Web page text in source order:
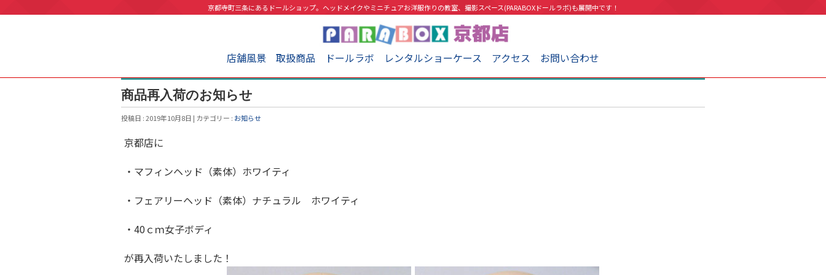
京都寺町三条にあるドールショップ。ヘッドメイクやミニチュアお洋服作りの教室、撮影スペース(PARABOXドールラボ)も展開中です！
店舗風景 取扱商品 ドールラボ レンタルショーケース アクセス お問い合わせ
商品再入荷のお知らせ
投稿日 : 2019年10月8日 | カテゴリー : お知らせ
京都店に
・マフィンヘッド（素体）ホワイティ
・フェアリーヘッド（素体）ナチュラル ホワイティ
・40ｃｍ女子ボディ
が再入荷いたしました！